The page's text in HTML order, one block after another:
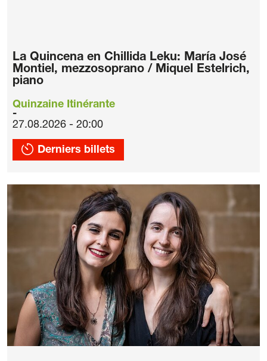
La Quincena en Chillida Leku: María José
Montiel, mezzosoprano / Miquel Estelrich,
piano
Quinzaine Itinérante
27.08.2026 - 20:00
Derniers billets